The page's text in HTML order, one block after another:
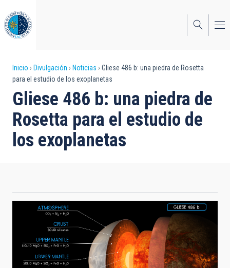
al
contenido
principal
Sobrescribir
enlaces
de
ayuda
a
Inicio Divulgación Noticias
Gliese 486 b: una piedra de Rosetta
para el estudio de los exoplanetas
Gliese 486 b: una piedra de
Rosetta para el estudio de
los exoplanetas